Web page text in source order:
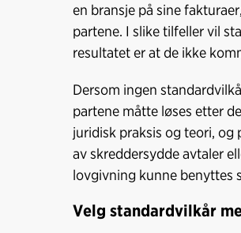
en bransje på sine
partene. I slike tilfeller vil
resultatet er at de ikke
Dersom ingen
partene måtte løses etter
juridisk praksis og teori,
av skreddersydde avtaler
lovgivning kunne benyttes
Velg standardvilkår